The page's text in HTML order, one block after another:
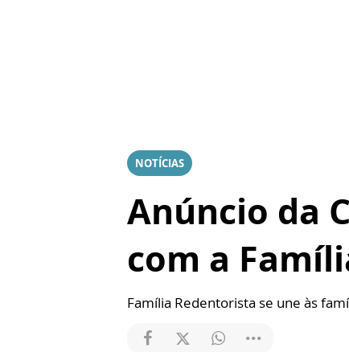
NOTÍCIAS
Anúncio da
com a
Família Redentorista se une às